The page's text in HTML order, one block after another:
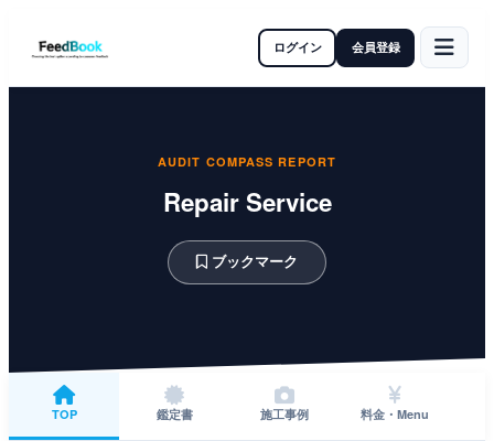
ログイン 会員登録
AUDIT COMPASS REPORT
Repair Service
ブックマーク
TOP 鑑定書 施工事例 料金・Menu